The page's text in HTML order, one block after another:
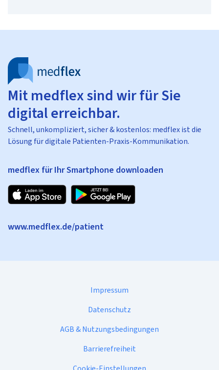
Mit medflex sind wir für Sie
digital erreichbar.
Schnell, unkompliziert, sicher & kostenlos: medflex ist die
Lösung für digitale Patienten-Praxis-Kommunikation.
medflex für Ihr Smartphone downloaden
www.medflex.de/patient
Impressum
Datenschutz
AGB & Nutzungsbedingungen
Barrierefreiheit